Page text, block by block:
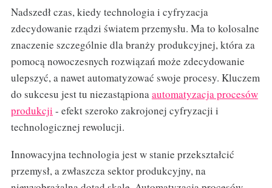
Nadszedł czas, kiedy technologia i cyfryzacja
zdecydowanie rządzi światem przemysłu. Ma to kolosalne
znaczenie szczególnie dla branży produkcyjnej, która za
pomocą nowoczesnych rozwiązań może zdecydowanie
ulepszyć, a nawet automatyzować swoje procesy. Kluczem
do sukcesu jest tu niezastąpionaautomatyzacja procesów
produkcji - efekt szeroko zakrojonej cyfryzacji i
technologicznej rewolucji.
Innowacyjna technologia jest w stanie przekształcić
przemysł, a zwłaszcza sektor produkcyjny, na